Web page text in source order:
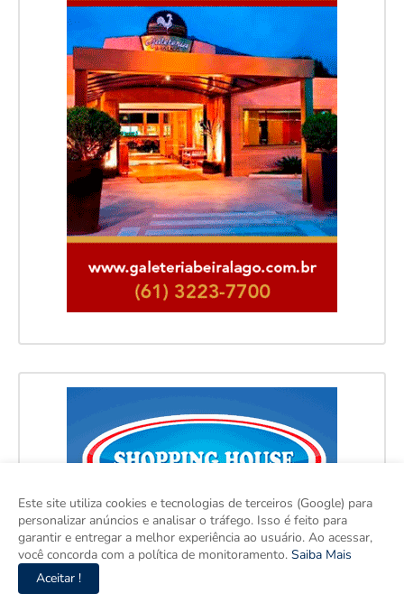
Este site utiliza cookies e tecnologias de terceiros (Google) para
personalizar anúncios e analisar o tráfego. Isso é feito para
garantir e entregar a melhor experiência ao usuário. Ao acessar,
você concorda com a política de monitoramento. Saiba Mais
Aceitar !